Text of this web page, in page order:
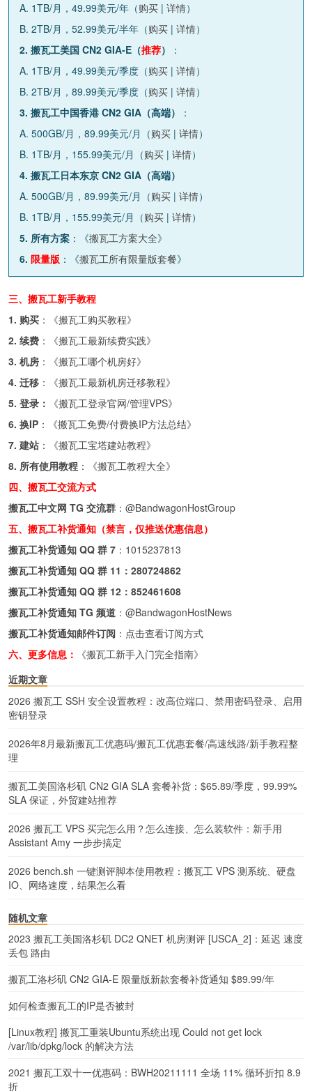
A. 1TB/月，49.99美元/年（购买 | 详情）
B. 2TB/月，52.99美元/半年（购买 | 详情）
2. 搬瓦工美国 CN2 GIA-E（推荐）
：
A. 1TB/月，49.99美元/季度（购买 | 详情）
B. 2TB/月，89.99美元/季度（购买 | 详情）
3. 搬瓦工中国香港 CN2 GIA（高端）
：
A. 500GB/月，89.99美元/月（购买 | 详情）
B. 1TB/月，155.99美元/月（购买 | 详情）
4. 搬瓦工日本东京 CN2 GIA（高端）
A. 500GB/月，89.99美元/月（购买 | 详情）
B. 1TB/月，155.99美元/月（购买 | 详情）
5. 所有方案 ：《搬瓦工方案大全》
6. 限量版 ：《搬瓦工所有限量版套餐》
三、搬瓦工新手教程
1. 购买 ：《搬瓦工购买教程》
2. 续费 ：《搬瓦工最新续费实践》
3. 机房 ：《搬瓦工哪个机房好》
4. 迁移 ：《搬瓦工最新机房迁移教程》
5. 登录：
《搬瓦工登录官网/管理VPS》
6. 换IP ：《搬瓦工免费/付费换IP方法总结》
7. 建站 ：《搬瓦工宝塔建站教程》
8. 所有使用教程 ：《搬瓦工教程大全》
四、搬瓦工交流方式
搬瓦工中文网 TG 交流群 ： @BandwagonHostGroup
五、搬瓦工补货通知（禁言，仅推送优惠信息）
搬瓦工补货通知 QQ 群 7 ： 1015237813
搬瓦工补货通知 QQ 群 11： 280724862
搬瓦工补货通知 QQ 群 12： 852461608
搬瓦工补货通知 TG 频道 ： @BandwagonHostNews
搬瓦工补货通知邮件订阅 ： 点击查看订阅方式
六、更多信息：
《搬瓦工新手入门完全指南》
近期文章
2026 搬瓦工 SSH 安全设置教程：改高位端口、禁用密码登录、启用
密钥登录
2026年8月最新搬瓦工优惠码/搬瓦工优惠套餐/高速线路/新手教程整
理
搬瓦工美国洛杉矶 CN2 GIA SLA 套餐补货：$65.89/季度，99.99%
SLA 保证，外贸建站推荐
2026 搬瓦工 VPS 买完怎么用？怎么连接、怎么装软件：新手用
Assistant Amy 一步步搞定
2026 bench.sh 一键测评脚本使用教程：搬瓦工 VPS 测系统、硬盘
IO、网络速度，结果怎么看
随机文章
2023 搬瓦工美国洛杉矶 DC2 QNET 机房测评 [USCA_2]：延迟 速度
丢包 路由
搬瓦工洛杉矶 CN2 GIA-E 限量版新款套餐补货通知 $89.99/年
如何检查搬瓦工的IP是否被封
[Linux教程] 搬瓦工重装Ubuntu系统出现 Could not get lock
/var/lib/dpkg/lock 的解决方法
2021 搬瓦工双十一优惠码：BWH20211111 全场 11% 循环折扣 8.9
折